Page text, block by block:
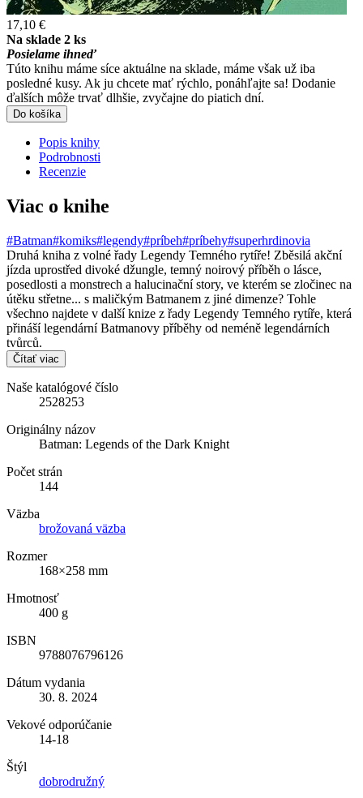
17,10 €
Na sklade 2 ks
Posielame ihneď
Túto knihu máme síce aktuálne na sklade, máme však už iba
posledné kusy. Ak ju chcete mať rýchlo, ponáhľajte sa! Dodanie
ďalších môže trvať dlhšie, zvyčajne do piatich dní.
Do košíka
Popis knihy
Podrobnosti
Recenzie
Viac o knihe
#Batman#komiks#legendy#príbeh#príbehy#superhrdinovia
Druhá kniha z volné řady Legendy Temného rytíře! Zběsilá akční
jízda uprostřed divoké džungle, temný noirový příběh o lásce,
posedlosti a monstrech a halucinační story, ve kterém se zločinec na
útěku střetne... s maličkým Batmanem z jiné dimenze? Tohle
všechno najdete v další knize z řady Legendy Temného rytíře, která
přináší legendární Batmanovy příběhy od neméně legendárních
tvůrců.
Čítať viac
Naše katalógové číslo
2528253
Originálny názov
Batman: Legends of the Dark Knight
Počet strán
144
Väzba
brožovaná väzba
Rozmer
168×258 mm
Hmotnosť
400 g
ISBN
9788076796126
Dátum vydania
30. 8. 2024
Vekové odporúčanie
14-18
Štýl
dobrodružný